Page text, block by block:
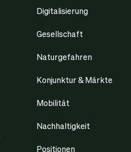
Digitalisierung
Gesellschaft
Naturgefahren
Konjunktur & Märkte
Mobilität
Nachhaltigkeit
Positionen